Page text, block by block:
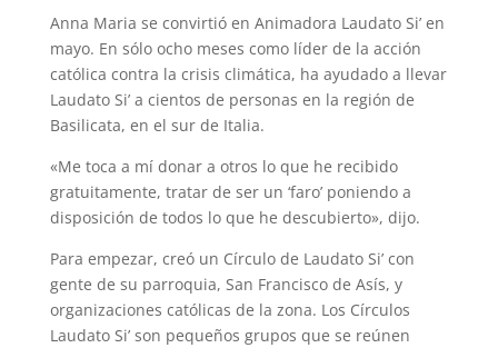
Anna Maria se convirtió en Animadora Laudato Si’ en
mayo. En sólo ocho meses como líder de la acción
católica contra la crisis climática, ha ayudado a llevar
Laudato Si’ a cientos de personas en la región de
Basilicata, en el sur de Italia.
«Me toca a mí donar a otros lo que he recibido
gratuitamente, tratar de ser un ‘faro’ poniendo a
disposición de todos lo que he descubierto», dijo.
Para empezar, creó un Círculo de Laudato Si’ con
gente de su parroquia, San Francisco de Asís, y
organizaciones católicas de la zona. Los Círculos
Laudato Si’ son pequeños grupos que se reúnen